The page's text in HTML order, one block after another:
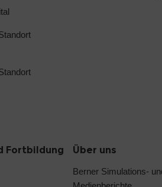
Fortbildung Über uns
Berner Simulations-